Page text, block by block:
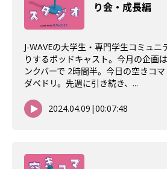
り会・成長編
J-WAVEの大学生・専門学生コミュニ
りするポッドキャスト。今月の企画
ンクバーで 2時間半。今日の空きコ
ダベドリ。先週に引き続き、...
2024.04.09 |00:07:48